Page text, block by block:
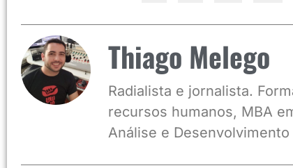
Thiago Melego
Radialista e jornalista.
recursos humanos, MBA
Análise e